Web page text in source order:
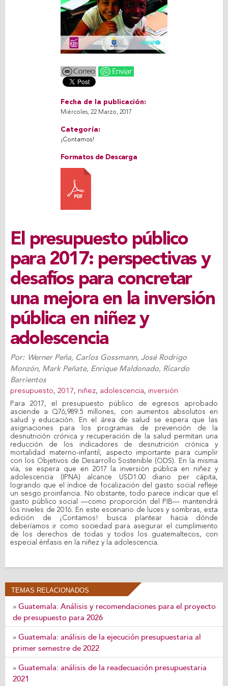
Fecha de la publicación:
Miércoles, 22 Marzo, 2017
Categoría:
¡Contamos!
Formatos de Descarga
El presupuesto público
para 2017: perspectivas y
desafíos para concretar
una mejora en la inversión
pública en niñez y
adolescencia
Por: Werner Peña, Carlos Gossmann, José Rodrigo
Monzón, Mark Peñate, Enrique Maldonado, Ricardo
Barrientos
presupuesto, 2017, niñez, adolescencia, inversión
Para 2017, el presupuesto público de egresos aprobado
asciende a Q76,989.5 millones, con aumentos absolutos en
salud y educación. En el área de salud se espera que las
asignaciones para los programas de prevención de la
desnutrición crónica y recuperación de la salud permitan una
reducción de los indicadores de desnutrición crónica y
mortalidad materno-infantil, aspecto importante para cumplir
con los Objetivos de Desarrollo Sostenible (ODS). En la misma
vía, se espera que en 2017 la inversión pública en niñez y
adolescencia (IPNA) alcance USD1.00 diario per cápita,
logrando que el índice de focalización del gasto social refleje
un sesgo proinfancia. No obstante, todo parece indicar que el
gasto público social —como proporción del PIB— mantendrá
los niveles de 2016. En este escenario de luces y sombras, esta
edición de ¡Contamos! busca plantear hacia dónde
deberíamos ir como sociedad para asegurar el cumplimiento
de los derechos de todas y todos los guatemaltecos, con
especial énfasis en la niñez y la adolescencia.
TEMAS RELACIONADOS
» Guatemala: Análisis y recomendaciones para el proyecto
de presupuesto para 2026
» Guatemala: análisis de la ejecución presupuestaria al
primer semestre de 2022
» Guatemala: análisis de la readecuación presupuestaria
2021